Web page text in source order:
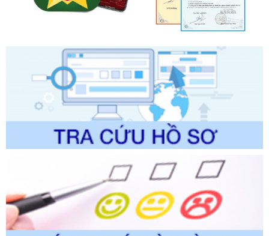
Số kí hiệu:2304/QĐ-UBND
Tên: Quyết định công bố Danh mục thủ tục hành chính
được sửa đổi, bổ sung và phê duyệt Quy trình nội bộ, quy
trình điện tử giải quyết thủ tục hành chính trong lĩnh vực Du
lịch thuộc phạm vi chức năng quản lý của Sở Văn hóa, Thể
thao và Du lịch
Ngày ban hành: 01/06/2026
Số kí hiệu:2310/QĐ-UBND
Tên: Về việc công bố Danh mục thủ tục hành chính sửa
đổi, bổ sung và phê duyệt Quy trình nội bộ, quy trình điện tử
trong giải quyết thủtục hành chính lĩnh vực biến đổi khí hậu
thuộc phạm vi giải quyết của Sở Nông nghiệp và Môi
Ngày ban hành: 01/06/2026
Số kí hiệu:2300/QĐ-UBND
Tên: V/v công bố danh mục thủ tục hành chính được sửa
đổi, bổ sung và phê duyệt quy trình nội bộ, quy trình điện tử
giải quyết thủ tục hành chính trong lĩnh vực Luật sư thuộc